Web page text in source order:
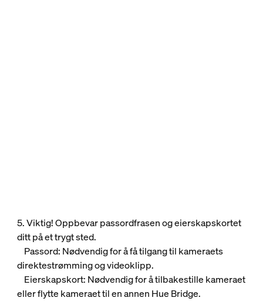
5. Viktig! Oppbevar passordfrasen og eierskapskortet
ditt på et trygt sted.
Passord: Nødvendig for å få tilgang til kameraets
direktestrømming og videoklipp.
Eierskapskort: Nødvendig for å tilbakestille kameraet
eller flytte kameraet til en annen Hue Bridge.